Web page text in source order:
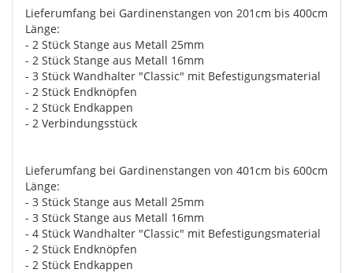
Lieferumfang bei Gardinenstangen von 201cm bis 400cm
Länge:
- 2 Stück Stange aus Metall 25mm
- 2 Stück Stange aus Metall 16mm
- 3 Stück Wandhalter "Classic" mit Befestigungsmaterial
- 2 Stück Endknöpfen
- 2 Stück Endkappen
- 2 Verbindungsstück
Lieferumfang bei Gardinenstangen von 401cm bis 600cm
Länge:
- 3 Stück Stange aus Metall 25mm
- 3 Stück Stange aus Metall 16mm
- 4 Stück Wandhalter "Classic" mit Befestigungsmaterial
- 2 Stück Endknöpfen
- 2 Stück Endkappen